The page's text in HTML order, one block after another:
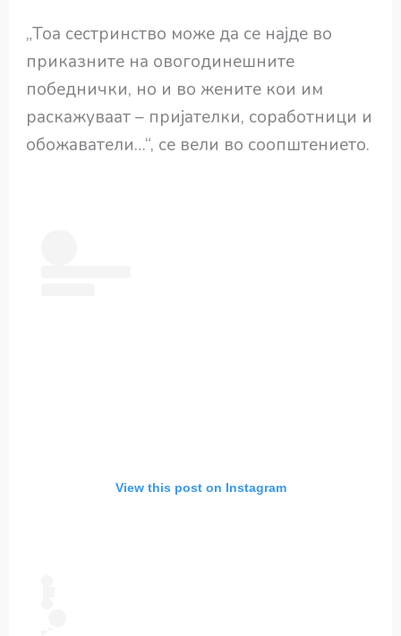
„Тоа сестринство може да се најде во
приказните на овогодинешните
победнички, но и во жените кои им
раскажуваат – пријателки, соработници и
обожаватели…“, се вели во соопштението.
View this post on Instagram